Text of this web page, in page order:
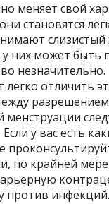
меняет свой
становятся
слизистый
у них может быть
отличить
менструации
у вас есть
по крайней
против инфекций.